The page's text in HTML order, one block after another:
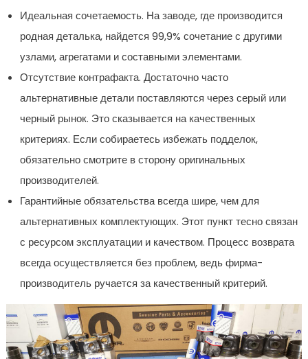
Идеальная сочетаемость. На заводе, где производится
родная деталька, найдется 99,9% сочетание с другими
узлами, агрегатами и составными элементами.
Отсутствие контрафакта. Достаточно часто
альтернативные детали поставляются через серый или
черный рынок. Это сказывается на качественных
критериях. Если собираетесь избежать подделок,
обязательно смотрите в сторону оригинальных
производителей.
Гарантийные обязательства всегда шире, чем для
альтернативных комплектующих. Этот пункт тесно связан
с ресурсом эксплуатации и качеством. Процесс возврата
всегда осуществляется без проблем, ведь фирма-
производитель ручается за качественный критерий.